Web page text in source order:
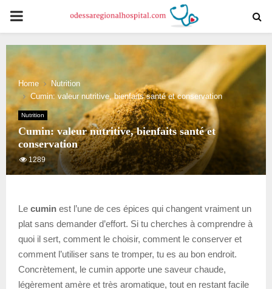
PRIMARY
MENU
Home
Nutrition
Cumin: valeur nutritive, bienfaits santé et conservation
Nutrition
Cumin: valeur nutritive, bienfaits santé et
conservation
1289
Le cumin est l’une de ces épices qui changent vraiment un
plat sans demander d’effort. Si tu cherches à comprendre à
quoi il sert, comment le choisir, comment le conserver et
comment l’utiliser sans te tromper, tu es au bon endroit.
Concrètement, le cumin apporte une saveur chaude,
légèrement amère et très aromatique, tout en restant facile